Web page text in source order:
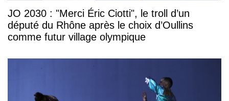
JO 2030 : "Merci Éric Ciotti", le troll d’un
député du Rhône après le choix d’Oullins
comme futur village olympique